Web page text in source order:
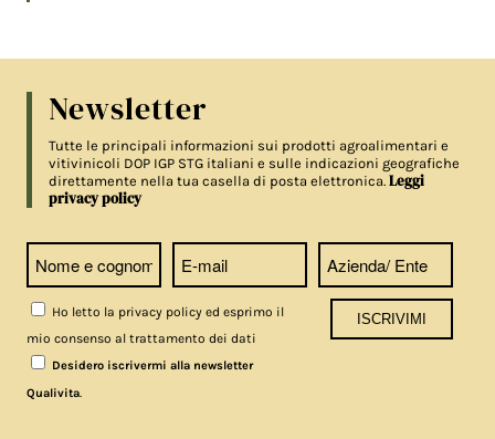
Newsletter
Tutte le principali informazioni sui prodotti agroalimentari e
vitivinicoli DOP IGP STG italiani e sulle indicazioni geografiche
direttamente nella tua casella di posta elettronica.Leggi
privacy policy
Ho letto la privacy policy ed esprimo il
mio consenso al trattamento dei dati
Desidero iscrivermi alla newsletter
Qualivita.